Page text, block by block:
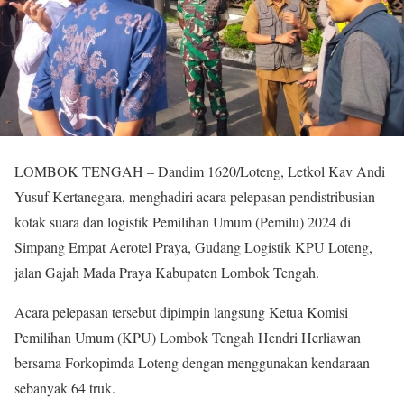
LOMBOK TENGAH – Dandim 1620/Loteng, Letkol Kav Andi
Yusuf Kertanegara, menghadiri acara pelepasan pendistribusian
kotak suara dan logistik Pemilihan Umum (Pemilu) 2024 di
Simpang Empat Aerotel Praya, Gudang Logistik KPU Loteng,
jalan Gajah Mada Praya Kabupaten Lombok Tengah.
Acara pelepasan tersebut dipimpin langsung Ketua Komisi
Pemilihan Umum (KPU) Lombok Tengah Hendri Herliawan
bersama Forkopimda Loteng dengan menggunakan kendaraan
sebanyak 64 truk.